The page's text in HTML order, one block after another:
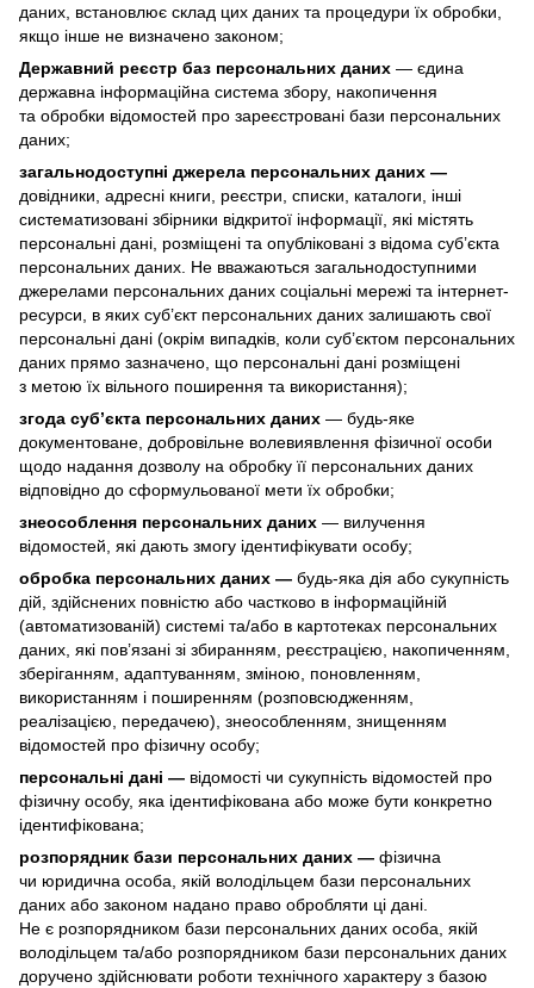
даних, встановлює склад цих даних та процедури їх обробки,
якщо інше не визначено законом;
Державний реєстр баз персональних даних — єдина
державна інформаційна система збору, накопичення
та обробки відомостей про зареєстровані бази персональних
даних;
загальнодоступні джерела персональних даних —
довідники, адресні книги, реєстри, списки, каталоги, інші
систематизовані збірники відкритої інформації, які містять
персональні дані, розміщені та опубліковані з відома суб’єкта
персональних даних. Не вважаються загальнодоступними
джерелами персональних даних соціальні мережі та інтернет-
ресурси, в яких суб’єкт персональних даних залишають свої
персональні дані (окрім випадків, коли суб’єктом персональних
даних прямо зазначено, що персональні дані розміщені
з метою їх вільного поширення та використання);
згода суб’єкта персональних даних — будь-яке
документоване, добровільне волевиявлення фізичної особи
щодо надання дозволу на обробку її персональних даних
відповідно до сформульованої мети їх обробки;
знеособлення персональних даних — вилучення
відомостей, які дають змогу ідентифікувати особу;
обробка персональних даних — будь-яка дія або сукупність
дій, здійснених повністю або частково в інформаційній
(автоматизованій) системі та/або в картотеках персональних
даних, які пов’язані зі збиранням, реєстрацією, накопиченням,
зберіганням, адаптуванням, зміною, поновленням,
використанням і поширенням (розповсюдженням,
реалізацією, передачею), знеособленням, знищенням
відомостей про фізичну особу;
персональні дані — відомості чи сукупність відомостей про
фізичну особу, яка ідентифікована або може бути конкретно
ідентифікована;
розпорядник бази персональних даних — фізична
чи юридична особа, якій володільцем бази персональних
даних або законом надано право обробляти ці дані.
Не є розпорядником бази персональних даних особа, якій
володільцем та/або розпорядником бази персональних даних
доручено здійснювати роботи технічного характеру з базою